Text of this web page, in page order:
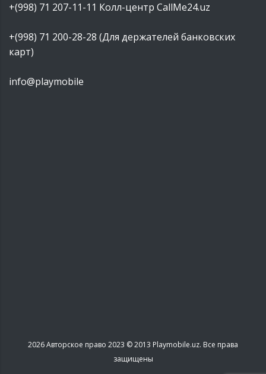
+(998) 71 207-11-11 Колл-центр CallMe24.uz
+(998) 71 200-28-28 (Для держателей банковских
карт)
info@playmobile
2026Авторское право 2023 © 2013 Playmobile.uz. Все права
защищены